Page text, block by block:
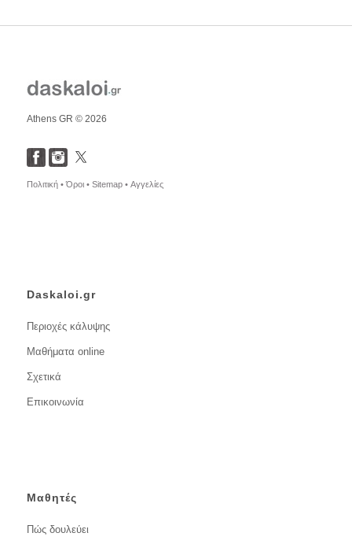
Athens GR © 2026
Πολιτική •Όροι • Sitemap • Αγγελίες
Daskaloi.gr
Περιοχές κάλυψης
Μαθήματα online
Σχετικά
Επικοινωνία
Μαθητές
Πώς δουλεύει